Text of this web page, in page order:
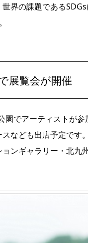
界の課題である
展覧会が開催
でアーティストが
なども出店予定です
ンギャラリー・北九